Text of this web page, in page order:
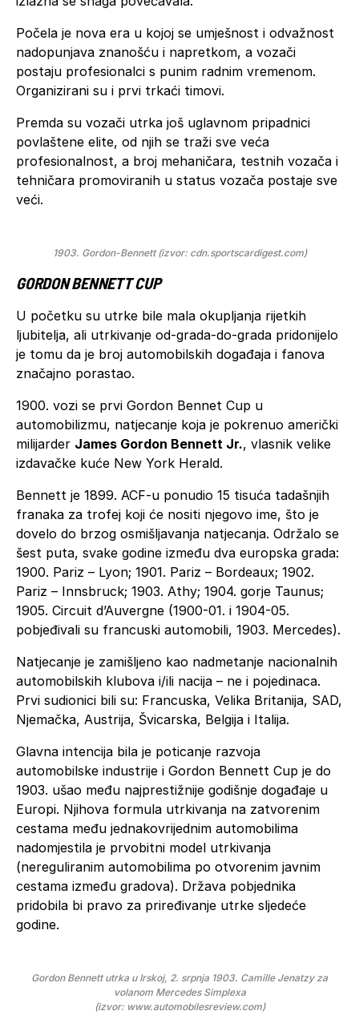
Počela je nova era u kojoj se umješnost i odvažnost
nadopunjava znanošću i napretkom, a vozači
postaju profesionalci s punim radnim vremenom.
Organizirani su i prvi trkaći timovi.
Premda su vozači utrka još uglavnom pripadnici
povlaštene elite, od njih se traži sve veća
profesionalnost, a broj mehaničara, testnih vozača i
tehničara promoviranih u status vozača postaje sve
veći.
1903. Gordon-Bennett (izvor: cdn.sportscardigest.com)
GORDON BENNETT CUP
U početku su utrke bile mala okupljanja rijetkih
ljubitelja, ali utrkivanje od-grada-do-grada pridonijelo
je tomu da je broj automobilskih događaja i fanova
značajno porastao.
1900. vozi se prvi Gordon Bennet Cup u
automobilizmu, natjecanje koja je pokrenuo američki
milijarder James Gordon Bennett Jr., vlasnik velike
izdavačke kuće New York Herald.
Bennett je 1899. ACF-u ponudio 15 tisuća tadašnjih
franaka za trofej koji će nositi njegovo ime, što je
dovelo do brzog osmišljavanja natjecanja. Održalo se
šest puta, svake godine između dva europska grada:
1900. Pariz – Lyon; 1901. Pariz – Bordeaux; 1902.
Pariz – Innsbruck; 1903. Athy; 1904. gorje Taunus;
1905. Circuit d’Auvergne (1900-01. i 1904-05.
pobjeđivali su francuski automobili, 1903. Mercedes).
Natjecanje je zamišljeno kao nadmetanje nacionalnih
automobilskih klubova i/ili nacija – ne i pojedinaca.
Prvi sudionici bili su: Francuska, Velika Britanija, SAD,
Njemačka, Austrija, Švicarska, Belgija i Italija.
Glavna intencija bila je poticanje razvoja
automobilske industrije i Gordon Bennett Cup je do
1903. ušao među najprestižnije godišnje događaje u
Europi. Njihova formula utrkivanja na zatvorenim
cestama među jednakovrijednim automobilima
nadomjestila je prvobitni model utrkivanja
(nereguliranim automobilima po otvorenim javnim
cestama između gradova). Država pobjednika
pridobila bi pravo za priređivanje utrke sljedeće
godine.
Gordon Bennett utrka u Irskoj, 2. srpnja 1903. Camille Jenatzy za
volanom Mercedes Simplexa
(izvor: www.automobilesreview.com)